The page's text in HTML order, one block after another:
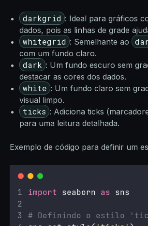
darkgrid : Ideal para gráficos
dados, pois as linhas de grade
whitegrid : Semelhante ao
com um fundo claro.
dark : Um fundo escuro sem
destacar as cores dos dados.
white : Um fundo claro sem
visual limpo.
ticks : Adiciona ticks
para uma leitura detalhada.
Exemplo de código para definir um
import seaborn as sns
# Definindo o estilo